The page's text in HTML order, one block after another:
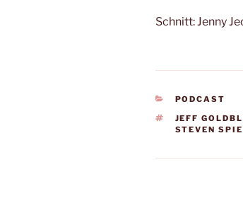
Schnitt: Jenny
KATEGORIEN
PODCAST
JEFF
STEVEN